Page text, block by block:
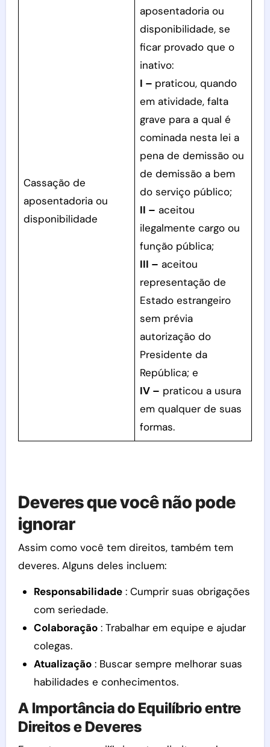
Cassação de
aposentadoria ou
disponibilidade
aposentadoria ou
disponibilidade, se
ficar provado que o
inativo:
I – praticou, quando
em atividade, falta
grave para a qual é
cominada nesta lei a
pena de demissão ou
de demissão a bem
do serviço público;
II – aceitou
ilegalmente cargo ou
função pública;
III – aceitou
representação de
Estado estrangeiro
sem prévia
autorização do
Presidente da
República; e
IV – praticou a usura
em qualquer de suas
formas.
Deveres que você não pode
ignorar
Assim como você tem direitos, também tem
deveres. Alguns deles incluem:
Responsabilidade: Cumprir suas obrigações
com seriedade.
Colaboração: Trabalhar em equipe e ajudar
colegas.
Atualização: Buscar sempre melhorar suas
habilidades e conhecimentos.
A Importância do Equilíbrio entre
Direitos e Deveres